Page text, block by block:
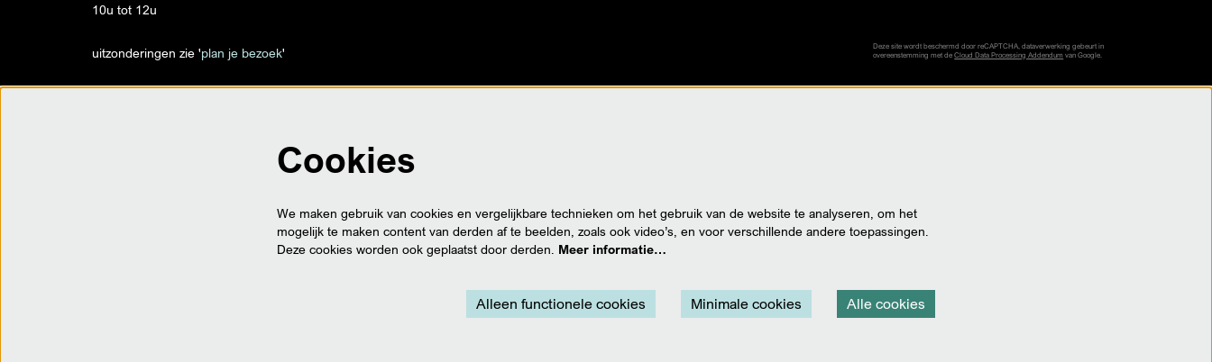
10u tot 12u
uitzonderingen zie 'plan je bezoek'
Villa Vandewalle - Meensesteenweg 156 -
Deze site wordt beschermd door reCAPTCHA, dataverwerking gebeurt in
overeenstemming met deCloud Data Processing Addendum van Google.
Cookies
We maken gebruik van cookies en vergelijkbare technieken om het gebruik van de website te analyseren, om het
mogelijk te maken content van derden af te beelden, zoals ook video’s, en voor verschillende andere toepassingen.
Deze cookies worden ook geplaatst door derden. Meer informatie…
Alleen functionele cookies Minimale cookies Alle cookies